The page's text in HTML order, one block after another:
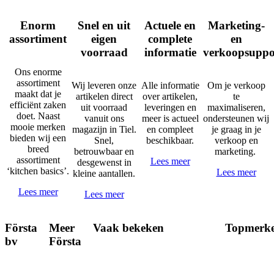
Enorm
assortiment
Ons enorme
assortiment
maakt dat je
efficiënt zaken
doet. Naast
mooie merken
bieden wij een
breed
assortiment
‘kitchen basics’.
Lees meer
Snel en uit
eigen
voorraad
Wij leveren onze
artikelen direct
uit voorraad
vanuit ons
magazijn in Tiel.
Snel,
betrouwbaar en
desgewenst in
kleine aantallen.
Lees meer
Actuele en
complete
informatie
Alle informatie
over artikelen,
leveringen en
meer is actueel
en compleet
beschikbaar.
Lees meer
Marketing-
en
Om je verkoop
te
maximaliseren,
ondersteunen wij
je graag in je
verkoop en
marketing.
Lees meer
Första
bv
Meer
Första
Vaak bekeken